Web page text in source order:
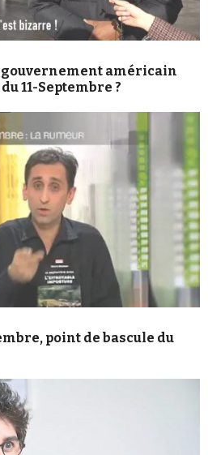
gouvernement américain
11-Septembre ?
point de bascule du